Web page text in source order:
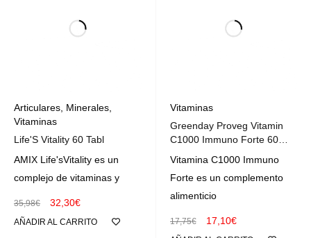
Articulares Minerales
Vitaminas
Life'S Vitality 60 Tabl
AMIX Life'sVitality es un
complejo de vitaminas y
35,98€ 32,30€
AÑADIR AL CARRITO
Vitaminas
Greenday Proveg Vitamin
C1000 Immuno Forte 60
Vitamina C1000 Immuno
Forte es un complemento
alimenticio
17,75€ 17,10€